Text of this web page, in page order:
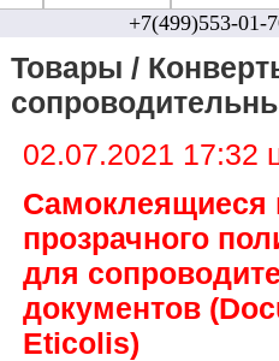
+7(499)553-01-
Товары /
02.07.2021
Самоклеящиеся
прозрачного
для
документов
Eticolis)